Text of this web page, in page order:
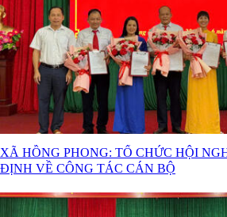
XÃ HỒNG PHONG: TỔ CHỨC HỘI
ĐỊNH VỀ CÔNG TÁC CÁN BỘ